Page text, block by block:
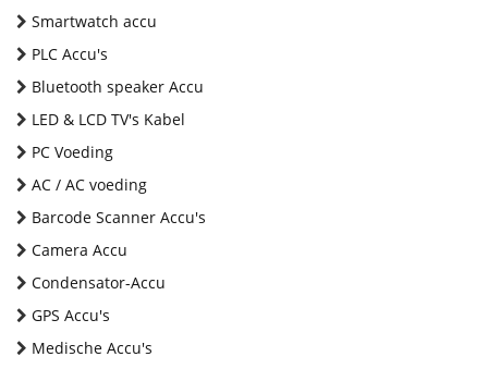
Smartwatch accu
PLC Accu's
Bluetooth speaker Accu
LED & LCD TV's Kabel
PC Voeding
AC / AC voeding
Barcode Scanner Accu's
Camera Accu
Condensator-Accu
GPS Accu's
Medische Accu's